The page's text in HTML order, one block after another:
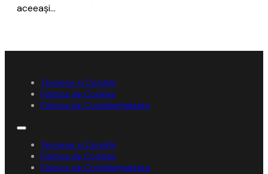
aceeaşi…
Termene și Condiții
Politica de Cookies
Politica de Confidențialitate
Termene și Condiții
Politica de Cookies
Politica de Confidențialitate